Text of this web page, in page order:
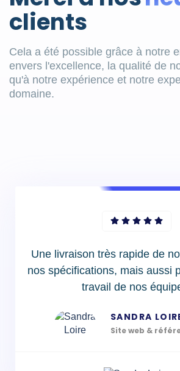
clients
Cela a été possible grâce à notre
envers l'excellence, la qualité de
qu'à notre expérience et notre
domaine.
Une livraison très rapide de
nos spécifications, mais aussi
travail de nos
SANDRA
Site web &